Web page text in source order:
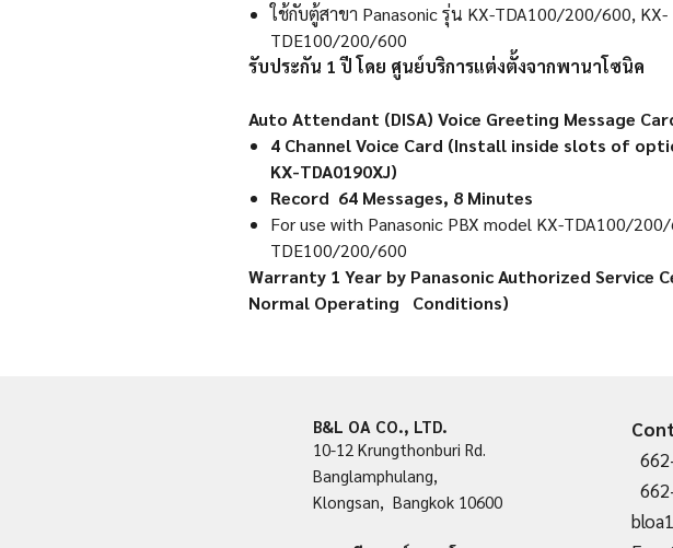
ใช้กับตู้สาขา Panasonic รุ่น KX-TDA100/200/600, KX-
TDE100/200/600
รับประกัน 1ปี โดย ศูนย์บริการแต่งตั้งจากพานาโซนิค
Auto Attendant (DISA) Voice Greeting Message
4 Channel Voice Card (Install inside slots of
KX-TDA0190XJ)
Record 64 Messages, 8 Minutes
For use with Panasonic PBX model KX-TDA100/
TDE100/200/600
Warranty 1 Year by Panasonic Authorized Service
Normal Operating Conditions)
B&L OA CO., LTD.
10-12 Krungthonburi Rd.
Banglamphulang,
Klongsan, Bangkok 10600